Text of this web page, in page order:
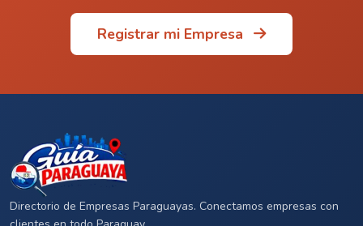
Registrar mi Empresa
Directorio de Empresas Paraguayas. Conectamos empresas con